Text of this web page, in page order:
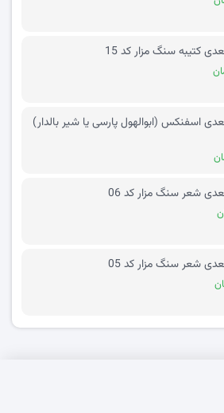
کتیبه سنگ مزار کد 15
اسفنکس (ابوالهول پارسی یا شیر بالدار)
شعر سنگ مزار کد 06
شعر سنگ مزار کد 05